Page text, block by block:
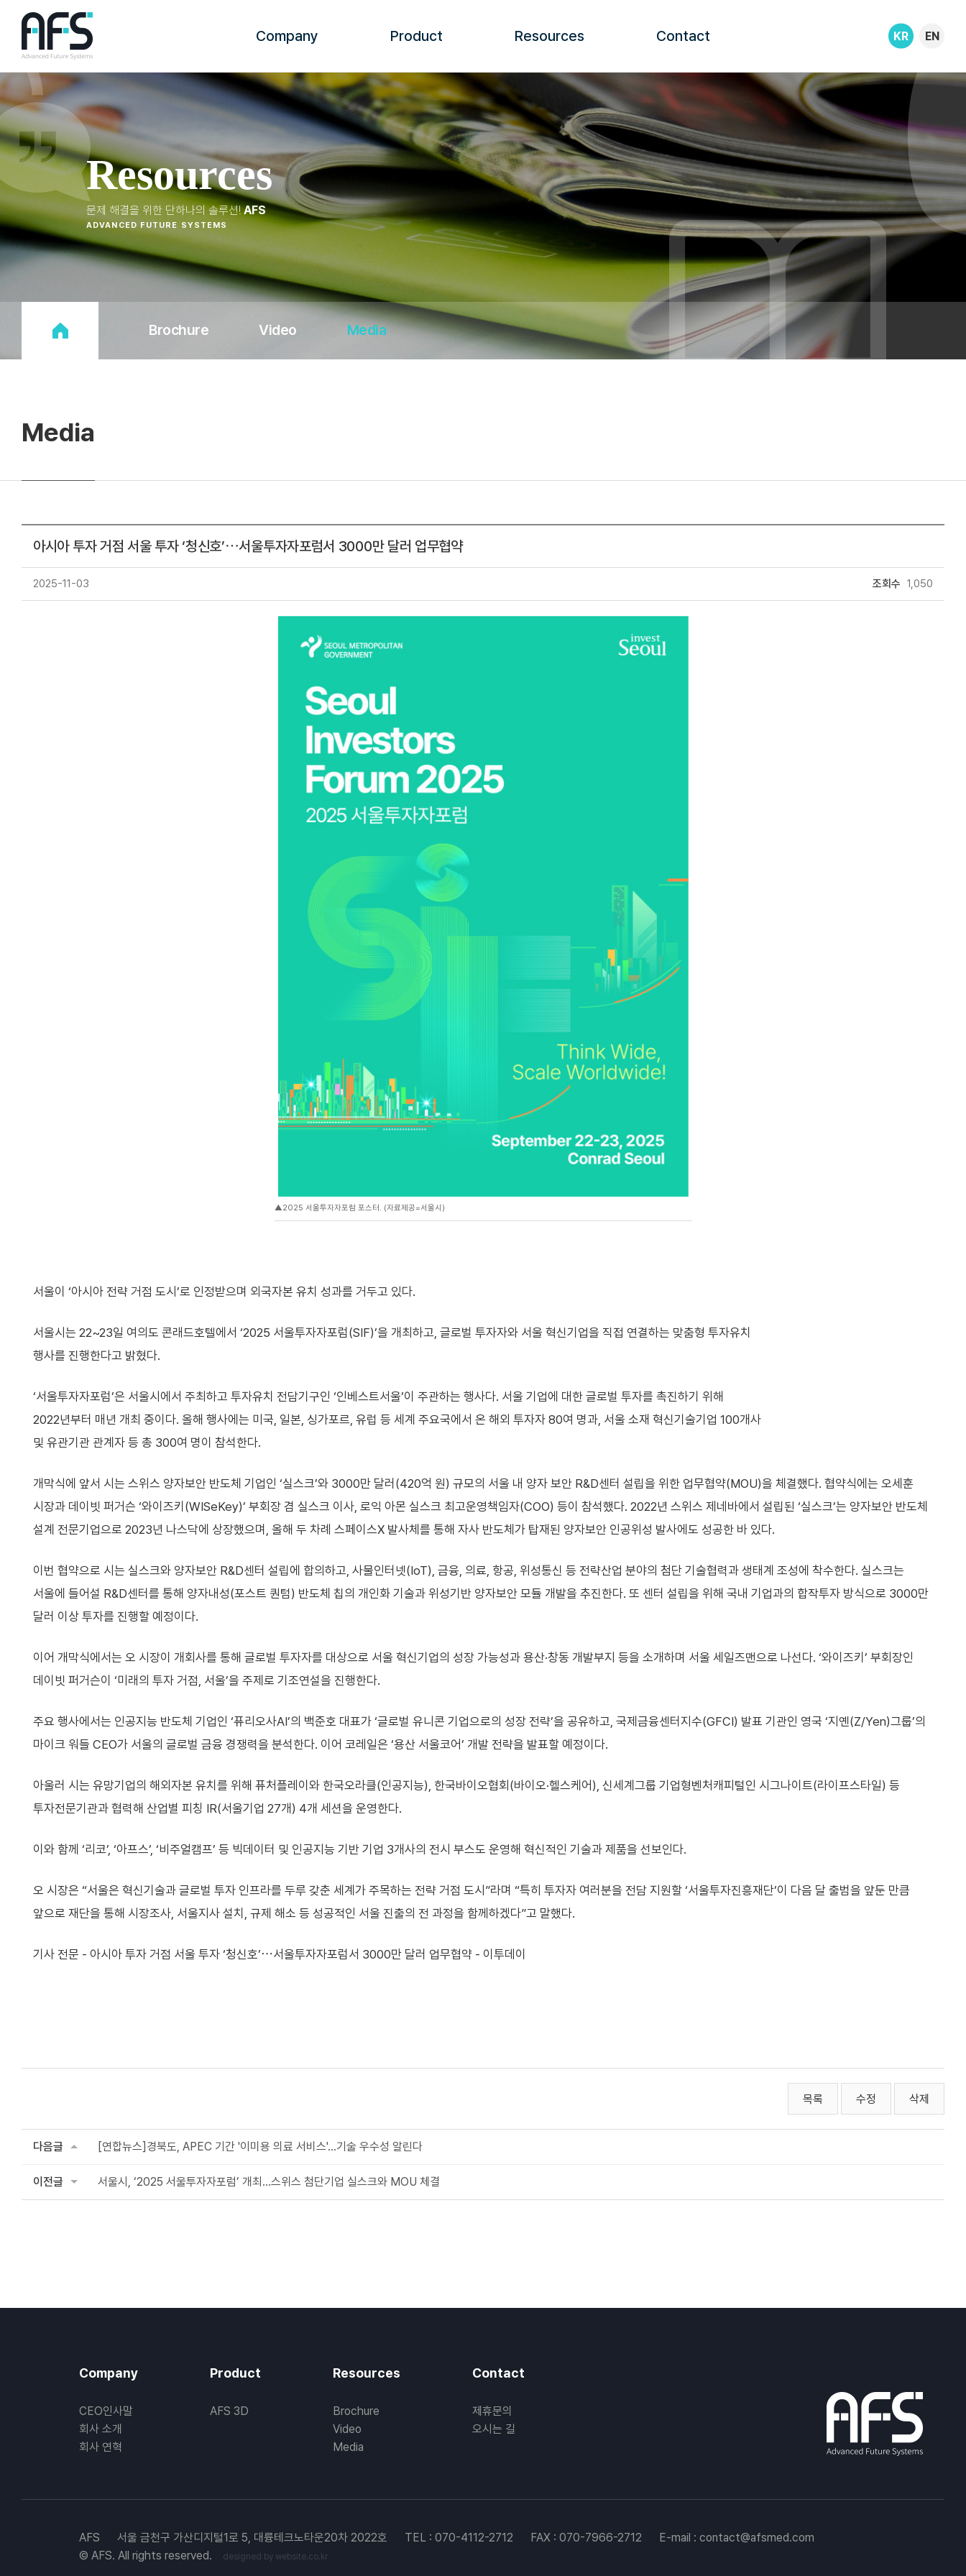
Company
CEO인사말
회사 소개
회사 연혁
Product
AFS 3D
AFS 3D ver 2.0 – AFS
NOVA
Resources
Brochure
Video
Media
Contact
제휴문의
오시는 길
채용
KR EN
Resources
문제 해결을 위한 단하나의 솔루션!AFS
ADVANCED FUTURE SYSTEMS
Brochure Video Media
Media
아시아 투자 거점 서울 투자 ‘청신호’⋯서울투자자포럼서 3000만 달러 업무협약
2025-11-03 조회수 1,050
▲2025 서울투자자포럼 포스터. (자료제공=서울시)
서울이 ‘아시아 전략 거점 도시’로 인정받으며 외국자본 유치 성과를 거두고 있다.
서울시는 22~23일 여의도 콘래드호텔에서 ‘2025 서울투자자포럼(SIF)’을 개최하고, 글로벌 투자자와 서울 혁신기업을 직접 연결하는 맞춤형 투자유치
행사를 진행한다고 밝혔다.
‘서울투자자포럼’은 서울시에서 주최하고 투자유치 전담기구인 ‘인베스트서울’이 주관하는 행사다. 서울 기업에 대한 글로벌 투자를 촉진하기 위해
2022년부터 매년 개최 중이다. 올해 행사에는 미국, 일본, 싱가포르, 유럽 등 세계 주요국에서 온 해외 투자자 80여 명과, 서울 소재 혁신기술기업 100개사
및 유관기관 관계자 등 총 300여 명이 참석한다.
개막식에 앞서 시는 스위스 양자보안 반도체 기업인 ‘실스크’와 3000만 달러(420억 원) 규모의 서울 내 양자 보안 R&D센터 설립을 위한 업무협약(MOU)을 체결했다. 협약식에는 오세훈
시장과 데이빗 퍼거슨 ‘와이즈키(WISeKey)’ 부회장 겸 실스크 이사, 로익 아몬 실스크 최고운영책임자(COO) 등이 참석했다. 2022년 스위스 제네바에서 설립된 ‘실스크’는 양자보안 반도체
설계 전문기업으로 2023년 나스닥에 상장했으며, 올해 두 차례 스페이스X 발사체를 통해 자사 반도체가 탑재된 양자보안 인공위성 발사에도 성공한 바 있다.
이번 협약으로 시는 실스크와 양자보안 R&D센터 설립에 합의하고, 사물인터넷(IoT), 금융, 의료, 항공, 위성통신 등 전략산업 분야의 첨단 기술협력과 생태계 조성에 착수한다. 실스크는
서울에 들어설 R&D센터를 통해 양자내성(포스트 퀀텀) 반도체 칩의 개인화 기술과 위성기반 양자보안 모듈 개발을 추진한다. 또 센터 설립을 위해 국내 기업과의 합작투자 방식으로 3000만
달러 이상 투자를 진행할 예정이다.
이어 개막식에서는 오 시장이 개회사를 통해 글로벌 투자자를 대상으로 서울 혁신기업의 성장 가능성과 용산·창동 개발부지 등을 소개하며 서울 세일즈맨으로 나선다. ‘와이즈키’ 부회장인
데이빗 퍼거슨이 ‘미래의 투자 거점, 서울’을 주제로 기조연설을 진행한다.
주요 행사에서는 인공지능 반도체 기업인 ‘퓨리오사AI’의 백준호 대표가 ‘글로벌 유니콘 기업으로의 성장 전략’을 공유하고, 국제금융센터지수(GFCI) 발표 기관인 영국 ‘지옌(Z/Yen)그룹’의
마이크 워들 CEO가 서울의 글로벌 금융 경쟁력을 분석한다. 이어 코레일은 ‘용산 서울코어’ 개발 전략을 발표할 예정이다.
아울러 시는 유망기업의 해외자본 유치를 위해 퓨처플레이와 한국오라클(인공지능), 한국바이오협회(바이오·헬스케어), 신세계그룹 기업형벤처캐피털인 시그나이트(라이프스타일) 등
투자전문기관과 협력해 산업별 피칭 IR(서울기업 27개) 4개 세션을 운영한다.
이와 함께 ‘리코’, ‘아프스’, ‘비주얼캠프’ 등 빅데이터 및 인공지능 기반 기업 3개사의 전시 부스도 운영해 혁신적인 기술과 제품을 선보인다.
오 시장은 “서울은 혁신기술과 글로벌 투자 인프라를 두루 갖춘 세계가 주목하는 전략 거점 도시”라며 “특히 투자자 여러분을 전담 지원할 ‘서울투자진흥재단’이 다음 달 출범을 앞둔 만큼
앞으로 재단을 통해 시장조사, 서울지사 설치, 규제 해소 등 성공적인 서울 진출의 전 과정을 함께하겠다”고 말했다.
기사 전문 - 아시아 투자 거점 서울 투자 ‘청신호’⋯서울투자자포럼서 3000만 달러 업무협약 - 이투데이
목록 수정 삭제
다음글 [연합뉴스]경북도, APEC 기간 '이미용 의료 서비스'…기술 우수성 알린다
이전글 서울시, ‘2025 서울투자자포럼’ 개최…스위스 첨단기업 실스크와 MOU 체결
Company
CEO인사말
회사 소개
회사 연혁
Product
AFS 3D
Resources
Brochure
Video
Media
Contact
제휴문의
오시는 길
AFS 서울 금천구 가산디지털1로 5, 대륭테크노타운20차 2022호 TEL : 070-4112-2712 FAX : 070-7966-2712 E-mail : contact@afsmed.com
© AFS. All rights reserved.
designed by website.co.kr